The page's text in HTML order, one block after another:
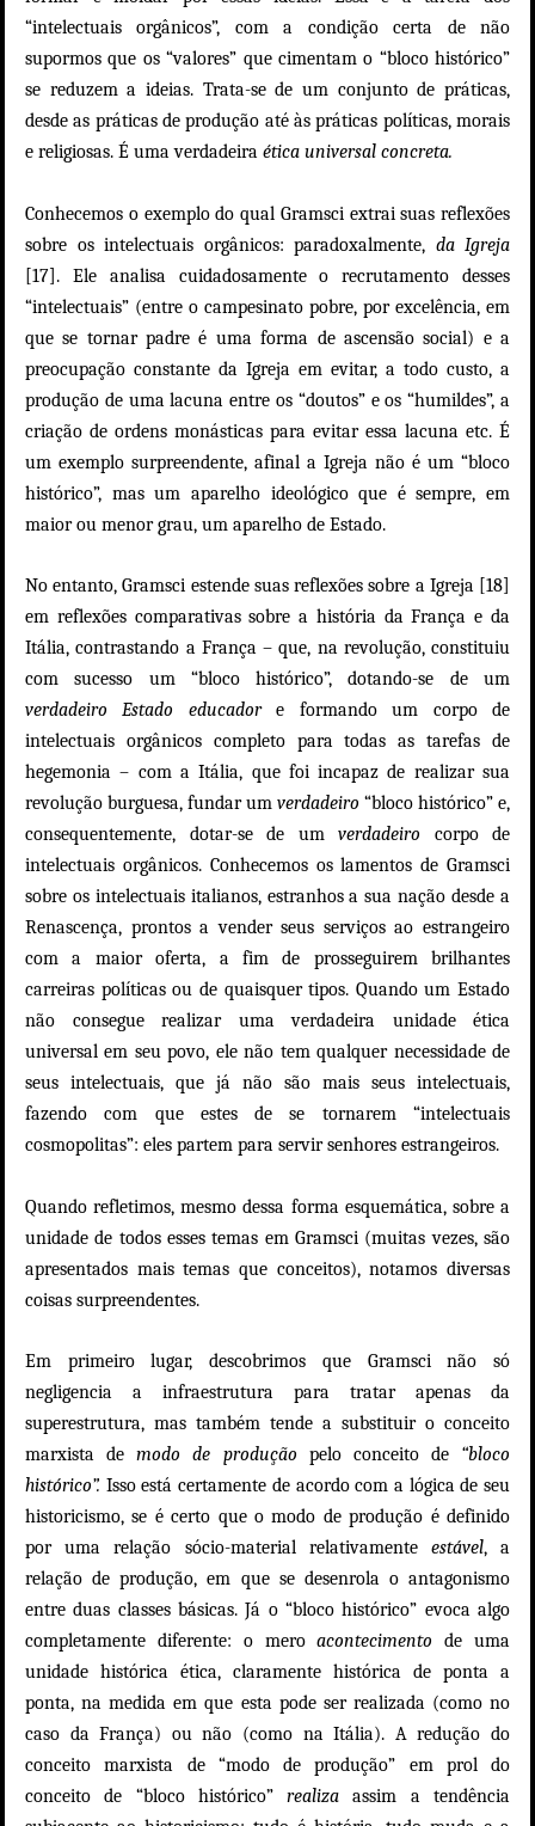
“intelectuais orgânicos”, com a condição certa de não
supormos que os “valores” que cimentam o “bloco histórico”
se reduzem a ideias. Trata-se de um conjunto de práticas,
desde as práticas de produção até às práticas políticas, morais
e religiosas. É uma verdadeira ética universal concreta.
Conhecemos o exemplo do qual Gramsci extrai suas reflexões
sobre os intelectuais orgânicos: paradoxalmente, da Igreja
[17]. Ele analisa cuidadosamente o recrutamento desses
“intelectuais” (entre o campesinato pobre, por excelência, em
que se tornar padre é uma forma de ascensão social) e a
preocupação constante da Igreja em evitar, a todo custo, a
produção de uma lacuna entre os “doutos” e os “humildes”, a
criação de ordens monásticas para evitar essa lacuna etc. É
um exemplo surpreendente, afinal a Igreja não é um “bloco
histórico”, mas um aparelho ideológico que é sempre, em
maior ou menor grau, um aparelho de Estado.
No entanto, Gramsci estende suas reflexões sobre a Igreja [18]
em reflexões comparativas sobre a história da França e da
Itália, contrastando a França – que, na revolução, constituiu
com sucesso um “bloco histórico”, dotando-se de um
verdadeiro Estado educadore formando um corpo de
intelectuais orgânicos completo para todas as tarefas de
hegemonia – com a Itália, que foi incapaz de realizar sua
revolução burguesa, fundar um verdadeiro “bloco histórico” e,
consequentemente, dotar-se de um verdadeiro corpo de
intelectuais orgânicos. Conhecemos os lamentos de Gramsci
sobre os intelectuais italianos, estranhos a sua nação desde a
Renascença, prontos a vender seus serviços ao estrangeiro
com a maior oferta, a fim de prosseguirem brilhantes
carreiras políticas ou de quaisquer tipos. Quando um Estado
não consegue realizar uma verdadeira unidade ética
universal em seu povo, ele não tem qualquer necessidade de
seus intelectuais, que já não são mais seus intelectuais,
fazendo com que estes de se tornarem “intelectuais
cosmopolitas”: eles partem para servir senhores estrangeiros.
Quando refletimos, mesmo dessa forma esquemática, sobre a
unidade de todos esses temas em Gramsci (muitas vezes, são
apresentados mais temas que conceitos), notamos diversas
coisas surpreendentes.
Em primeiro lugar, descobrimos que Gramsci não só
negligencia a infraestrutura para tratar apenas da
superestrutura, mas também tende a substituir o conceito
marxista demodo de produção pelo conceito de “bloco
histórico”. Isso está certamente de acordo com a lógica de seu
historicismo, se é certo que o modo de produção é definido
por uma relação sócio-material relativamente estável, a
relação de produção, em que se desenrola o antagonismo
entre duas classes básicas. Já o “bloco histórico” evoca algo
completamente diferente: o meroacontecimentode uma
unidade histórica ética, claramente histórica de ponta a
ponta, na medida em que esta pode ser realizada (como no
caso da França) ou não (como na Itália). A redução do
conceito marxista de “modo de produção” em prol do
conceito de “bloco histórico”realizaassim a tendência